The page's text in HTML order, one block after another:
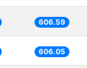
606.59
606.05